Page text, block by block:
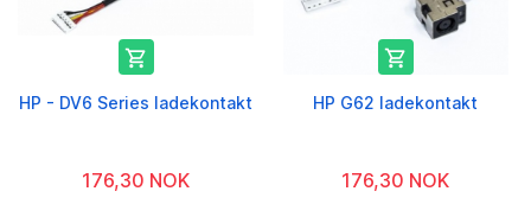

HP - DV6 Series ladekontakt
176,30 NOK

HP G62 ladekontakt
176,30 NOK